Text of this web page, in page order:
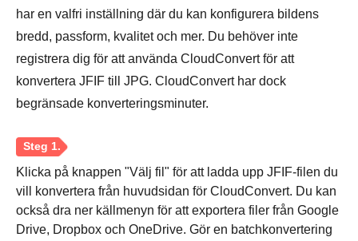
Steg 2.
har en valfri inställning där du kan konfigurera bildens
bredd, passform, kvalitet och mer. Du behöver inte
registrera dig för att använda CloudConvert för att
konvertera JFIF till JPG. CloudConvert har dock
begränsade konverteringsminuter.
Klicka på knappen "Välj fil" för att ladda upp JFIF-filen du
vill konvertera från huvudsidan för CloudConvert. Du kan
också dra ner källmenyn för att exportera filer från Google
Drive, Dropbox och OneDrive. Gör en batchkonvertering